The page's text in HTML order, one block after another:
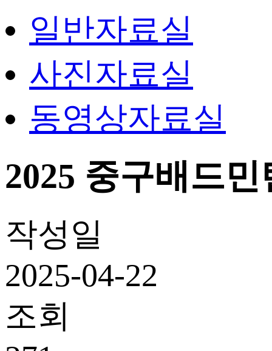
일반자료실
사진자료실
동영상자료실
2025 중구배드
작성일
2025-04-22
조회